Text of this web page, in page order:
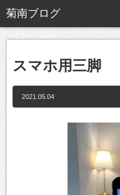
スマホ用三脚
2021.05.04